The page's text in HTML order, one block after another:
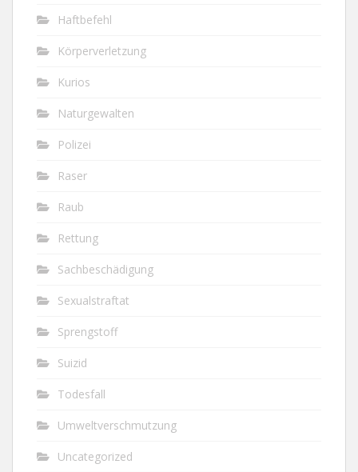
Haftbefehl
Körperverletzung
Kurios
Naturgewalten
Polizei
Raser
Raub
Rettung
Sachbeschädigung
Sexualstraftat
Sprengstoff
Suizid
Todesfall
Umweltverschmutzung
Uncategorized